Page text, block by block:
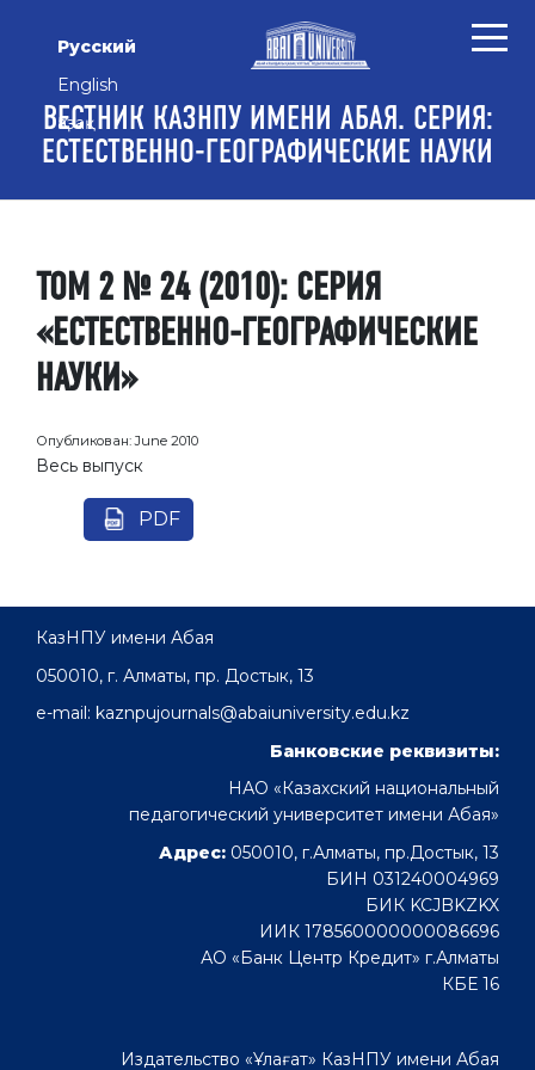
Русский
English
Қазақ
ВЕСТНИК КАЗНПУ ИМЕНИ АБАЯ. СЕРИЯ:
ЕСТЕСТВЕННО-ГЕОГРАФИЧЕСКИЕ НАУКИ
ТОМ 2 № 24 (2010): СЕРИЯ
«ЕСТЕСТВЕННО-ГЕОГРАФИЧЕСКИЕ
НАУКИ»
Опубликован:June 2010
Весь выпуск
PDF
КазНПУ имени Абая
050010, г. Алматы, пр. Достык, 13
e-mail: kaznpujournals@abaiuniversity.edu.kz
Банковские реквизиты:
НАО «Казахский национальный
педагогический университет имени Абая»
Адрес: 050010, г.Алматы, пр.Достык, 13
БИН 031240004969
БИК KCJBKZKX
ИИК 178560000000086696
АО «Банк Центр Кредит» г.Алматы
КБЕ 16
Издательство «Ұлағат» КазНПУ имени Абая